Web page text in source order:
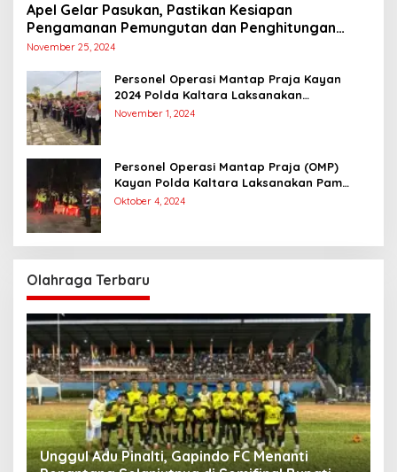
Apel Gelar Pasukan, Pastikan Kesiapan
Pengamanan Pemungutan dan Penghitungan
Suara
November 25, 2024
Personel Operasi Mantap Praja Kayan
2024 Polda Kaltara Laksanakan
Pengamanan Simulasi Pemungutan dan
November 1, 2024
Personel Operasi Mantap Praja (OMP)
Kayan Polda Kaltara Laksanakan Pam
Kampanye Paslon Gubernur dan Wakil
Oktober 4, 2024
Olahraga Terbaru
Unggul Adu Pinalti, Gapindo FC Menanti